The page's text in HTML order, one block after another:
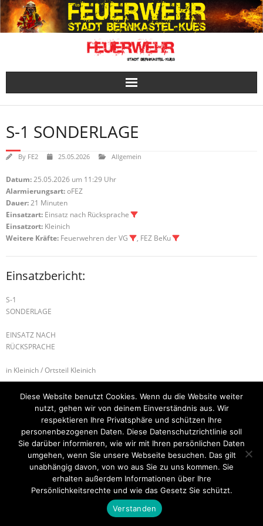
Skip
to
content
S-1 SONDERLAGE
By FE2 25.05.2026 Allgemein
Datum:25.05.2026 um 11:29 Uhr
Alarmierungsart:oFEZ
Dauer:21 Minuten
Einsatzart: Einsatz nach Rücksprache
Einsatzort: Kleinich
Weitere Kräfte: Feuerwehren der VG , FEZ BeKu
Einsatzbericht:
S-1
SONDERLAGE
EINSATZ NACH
RÜCKSPRACHE
in Kleinich / Ortsteil Kleinich
B-2 BRANDMELDEANLAGE S-1 SONDERLAGE
Startseite Einsätze Mitglied werden Über uns
Bilder
Kontakt
Theme byThink Up Themes Ltd. Powered byWordPress.
Diese Website benutzt Cookies. Wenn du die Website weiter
nutzt, gehen wir von deinem Einverständnis aus. Wir
respektieren Ihre Privatsphäre und schützen Ihre
personenbezogenen Daten. Diese Datenschutzrichtlinie soll
Sie darüber informieren, wie wir mit Ihren persönlichen Daten
umgehen, wenn Sie unsere Webseite besuchen. Das gilt
unabhängig davon, von wo aus Sie zu uns kommen. Sie
erhalten außerdem Informationen über Ihre
Persönlichkeitsrechte und wie das Gesetz Sie schützt.
Verstanden